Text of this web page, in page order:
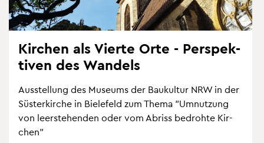
Kir­chen als Vier­te Orte - Per­spek­
ti­ven des Wan­dels
Aus­stel­lung des Mu­se­ums der Bau­kul­tur NRW in der
Süs­ter­kir­che in Bie­le­feld zum Thema "Um­nut­zung
von leer­ste­hen­den oder vom Ab­riss be­droh­te Kir­
chen"